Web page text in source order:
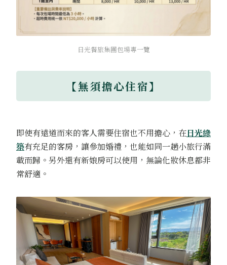
日光餐旅集團包場專一覽
【無須擔心住宿】
即使有遠道而來的客人需要住宿也不用擔心，在日光綠
築有充足的客房，讓參加婚禮，也能如同一趟小旅行滿
載而歸。另外還有新娘房可以使用，無論化妝休息都非
常舒適。